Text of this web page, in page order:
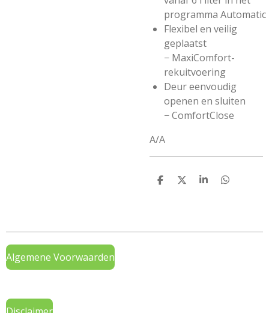
programma Automatic
Flexibel en veilig
geplaatst
− MaxiComfort-
rekuitvoering
Deur eenvoudig
openen en sluiten
−ComfortClose
A/A
D
D
S
D
Algemene Voorwaarden